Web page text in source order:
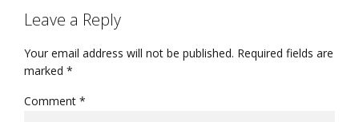
Leave a Reply
Your email address will not be published. Required fields are
marked *
Comment *